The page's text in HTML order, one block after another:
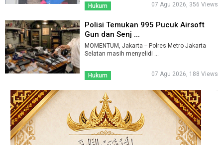
Hukum 07 Agu 2026, 356 Views
Polisi Temukan 995 Pucuk Airsoft
Gun dan Senj ...
MOMENTUM, Jakarta -- Polres Metro Jakarta
Selatan masih menyelidi ...
Hukum 07 Agu 2026, 188 Views